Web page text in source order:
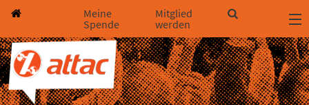
Direkt zum Hauptinhalt springen
Direkt zur Haupt-Navigation springen
Direkt zur Service-Navigation springen
Direkt zur Footer-Navigation springen
Direkt zum Footerinhalt springen
Meine
Spende
Mitglied
werden